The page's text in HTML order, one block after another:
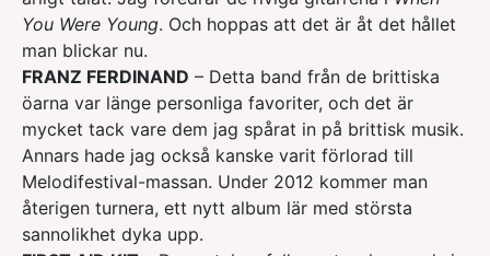
You Were Young. Och hoppas att det är åt det hållet
man blickar nu.
FRANZ FERDINAND – Detta band från de brittiska
öarna var länge personliga favoriter, och det är
mycket tack vare dem jag spårat in på brittisk musik.
Annars hade jag också kanske varit förlorad till
Melodifestival-massan. Under 2012 kommer man
återigen turnera, ett nytt album lär med största
sannolikhet dyka upp.